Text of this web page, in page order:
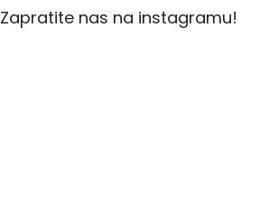
Zapratite nas na instagramu!